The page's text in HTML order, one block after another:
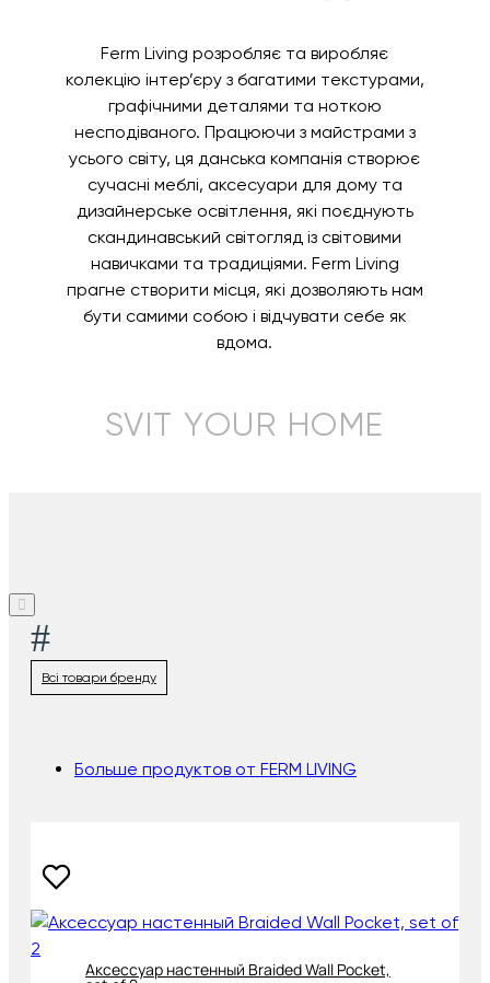
Ferm Living розробляє та виробляє
колекцію інтер’єру з багатими текстурами,
графічними деталями та ноткою
несподіваного. Працюючи з майстрами з
усього світу, ця данська компанія створює
сучасні меблі, аксесуари для дому та
дизайнерське освітлення, які поєднують
скандинавський світогляд із світовими
навичками та традиціями. Ferm Living
прагне створити місця, які дозволяють нам
бути самими собою і відчувати себе як
вдома.
SVIT YOUR HOME
#
Всі товари бренду
Больше продуктов от FERM LIVING
Аксессуар настенный Braided Wall Pocket,